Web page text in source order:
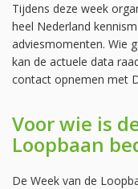
Tijdens deze week
heel Nederland
adviesmomenten. Wie
kan de actuele data
contact opnemen met
Voor wie is
Loopbaan
De Week van de